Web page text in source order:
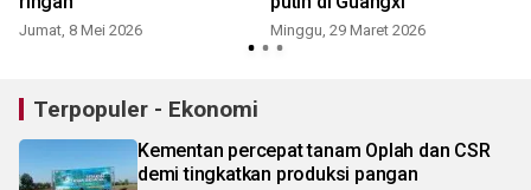
Jumat, 8 Mei 2026 Minggu, 29 Maret 2026
Terpopuler - Ekonomi
Kementan percepat tanam Oplah dan CSR
demi tingkatkan produksi pangan